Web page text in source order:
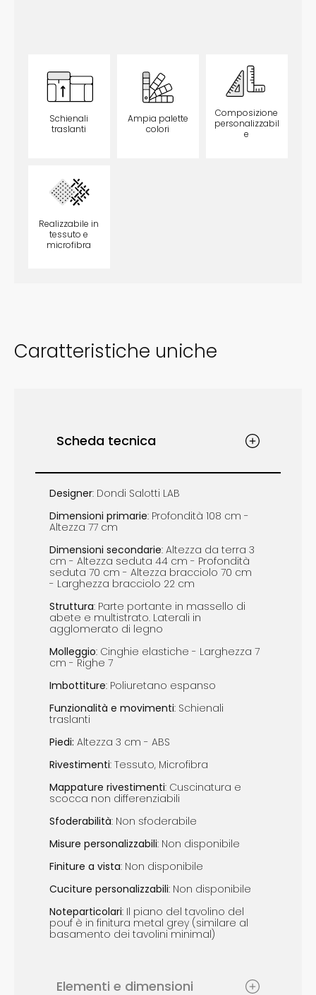
Schienali
traslanti
Ampia palette
colori
Composizione
personalizzabil
e
Realizzabile in
tessuto e
microfibra
Caratteristiche uniche
Scheda tecnica
Designer: Dondi Salotti LAB
Dimensioni primarie: Profondità 108 cm -
Altezza 77 cm
Dimensioni secondarie: Altezza da terra 3
cm - Altezza seduta 44 cm - Profondità
seduta 70 cm - Altezza bracciolo 70 cm
- Larghezza bracciolo 22 cm
Struttura: Parte portante in massello di
abete e multistrato. Laterali in
agglomerato di legno
Molleggio: Cinghie elastiche - Larghezza 7
cm - Righe 7
Imbottiture: Poliuretano espanso
Funzionalità e movimenti: Schienali
traslanti
Piedi: Altezza 3 cm - ABS
Rivestimenti: Tessuto, Microfibra
Mappature rivestimenti: Cuscinatura e
scocca non differenziabili
Sfoderabilità: Non sfoderabile
Misure personalizzabili: Non disponibile
Finiture a vista: Non disponibile
Cuciture personalizzabili: Non disponibile
Noteparticolari: Il piano del tavolino del
pouf è in finitura metal grey (similare al
basamento dei tavolini minimal)
Elementi e dimensioni